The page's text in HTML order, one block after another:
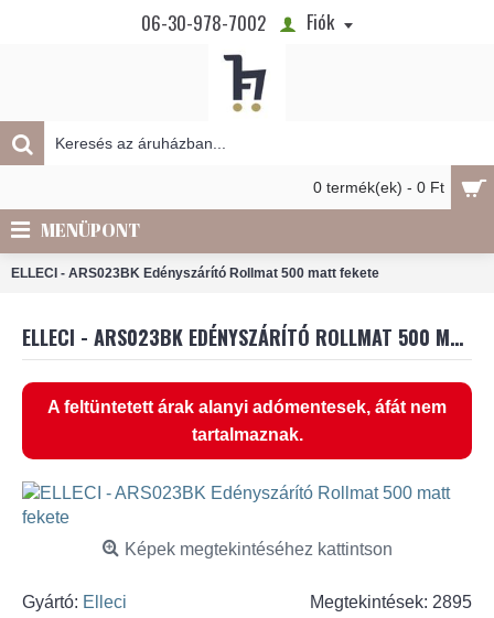
06-30-978-7002 Fiók
0 termék(ek) - 0 Ft
MENÜPONT
ELLECI - ARS023BK Edényszárító Rollmat 500 matt fekete
ELLECI - ARS023BK EDÉNYSZÁRÍTÓ ROLLMAT 500 MATT FEKETE
A feltüntetett árak alanyi adómentesek, áfát nem
tartalmaznak.
Képek megtekintéséhez kattintson
Megtekintések: 2895
Gyártó: Elleci